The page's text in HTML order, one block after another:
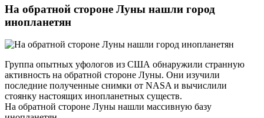
На обратной стороне Луны нашли город
инопланетян
Группа опытных уфологов из США обнаружили странную
активность на обратной стороне Луны. Они изучили
последние полученные снимки от NASA и вычислили
стоянку настоящих инопланетных существ.
На обратной стороне Луны нашли массивную базу